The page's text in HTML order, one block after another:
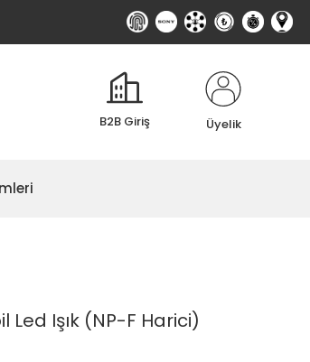
B2B Giriş Üyelik
Led Işık (NP-F Harici)